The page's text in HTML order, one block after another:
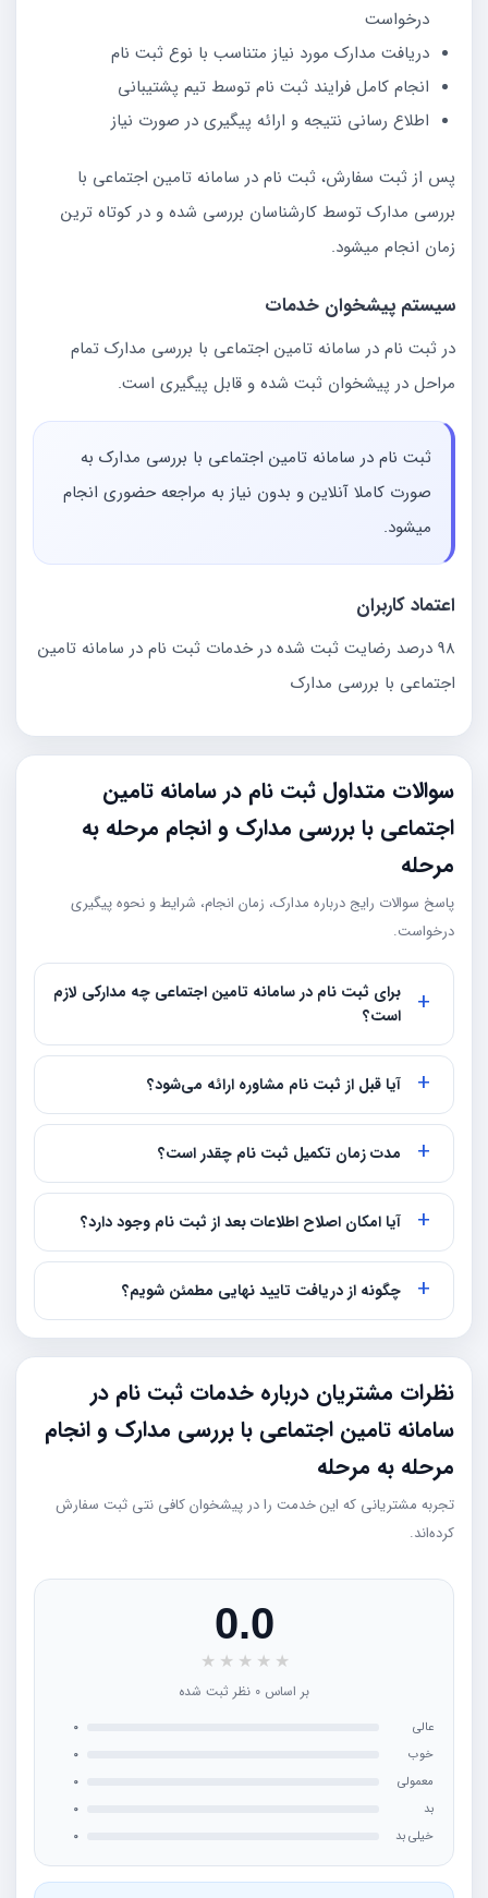
درخواست
دریافت مدارک مورد نیاز متناسب با نوع ثبت نام
انجام کامل فرایند ثبت نام توسط تیم پشتیبانی
اطلاع رسانی نتیجه و ارائه پیگیری در صورت نیاز
پس از ثبت سفارش، ثبت نام در سامانه تامین اجتماعی با
بررسی مدارک توسط کارشناسان بررسی شده و در کوتاه ترین
زمان انجام میشود.
سیستم پیشخوان خدمات
در ثبت نام در سامانه تامین اجتماعی با بررسی مدارک تمام
مراحل در پیشخوان ثبت شده و قابل پیگیری است.
ثبت نام در سامانه تامین اجتماعی با بررسی مدارک به
صورت کاملا آنلاین و بدون نیاز به مراجعه حضوری انجام
میشود.
اعتماد کاربران
98 درصد رضایت ثبت شده در خدمات ثبت نام در سامانه تامین
اجتماعی با بررسی مدارک
سوالات متداول ثبت نام در سامانه تامین
اجتماعی با بررسی مدارک و انجام مرحله به
مرحله
پاسخ سوالات رایج درباره مدارک، زمان انجام، شرایط و نحوه پیگیری
درخواست.
برای ثبت نام در سامانه تامین اجتماعی چه مدارکی لازم
است؟
آیا قبل از ثبت نام مشاوره ارائه می‌شود؟
مدت زمان تکمیل ثبت نام چقدر است؟
آیا امکان اصلاح اطلاعات بعد از ثبت نام وجود دارد؟
چگونه از دریافت تایید نهایی مطمئن شویم؟
نظرات مشتریان درباره خدمات ثبت نام در
سامانه تامین اجتماعی با بررسی مدارک و انجام
مرحله به مرحله
تجربه مشتریانی که این خدمت را در پیشخوان کافی نتی ثبت سفارش
کرده‌اند.
0.0
★
★
★
★
★
بر اساس 0 نظر ثبت شده
عالی
0
خوب
0
معمولی
0
بد
0
خیلی بد
0